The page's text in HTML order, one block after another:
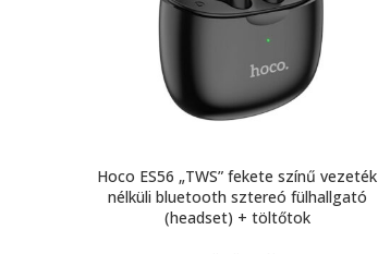
Hoco ES56 „TWS” fekete színű vezeték
nélküli bluetooth sztereó fülhallgató
(headset) + töltőtok